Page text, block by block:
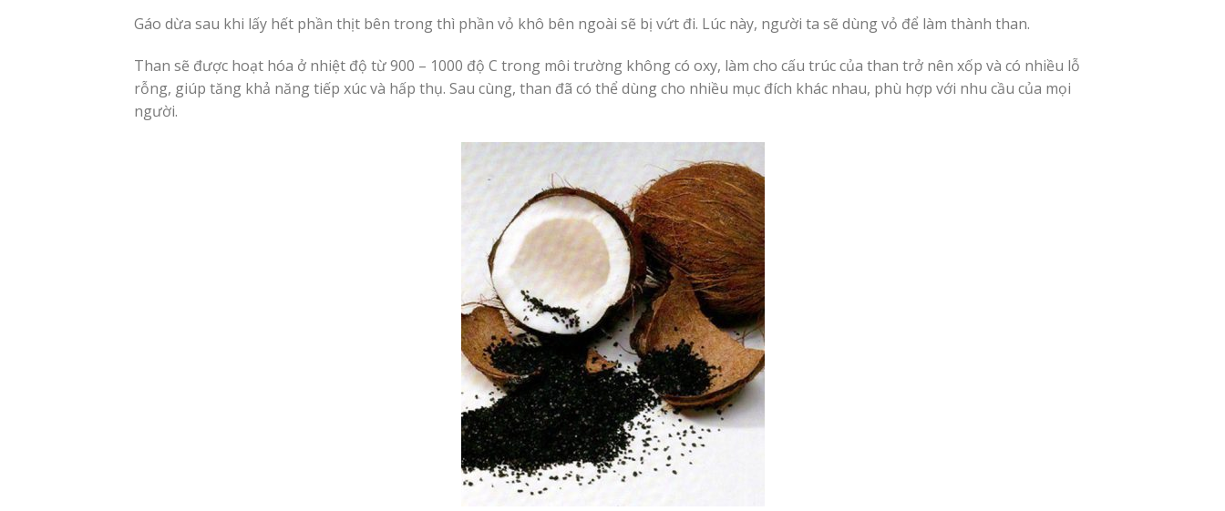
Gáo dừa sau khi lấy hết phần thịt bên trong thì phần vỏ khô bên ngoài sẽ bị vứt đi. Lúc này, người ta sẽ dùng vỏ để làm thành than.
Than sẽ được hoạt hóa ở nhiệt độ từ 900 – 1000 độ C trong môi trường không có oxy, làm cho cấu trúc của than trở nên xốp và có nhiều lỗ
rỗng, giúp tăng khả năng tiếp xúc và hấp thụ. Sau cùng, than đã có thể dùng cho nhiều mục đích khác nhau, phù hợp với nhu cầu của mọi
người.